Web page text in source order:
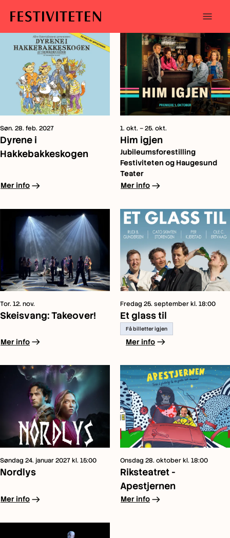
menuÅpne/
Søn. 28. feb. 2027
Dyrene i
Hakkebakkeskogen
Mer info arrow_right_alt
1. okt. – 25. okt.
Him igjen
Jubileumsforestilling
Festiviteten og Haugesund
Teater
Mer info arrow_right_alt
Tor. 12. nov.
Skeisvang: Takeover!
Mer info arrow_right_alt
Fredag 25. september kl. 18:00
Et glass til
Få billetter igjen
Mer info arrow_right_alt
Søndag 24. januar 2027 kl. 15:00
Nordlys
Mer info arrow_right_alt
Onsdag 28. oktober kl. 18:00
Riksteatret -
Apestjernen
Mer info arrow_right_alt